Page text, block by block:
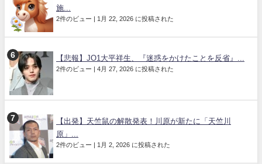
施...
2件のビュー | 1月 22, 2026 に投稿された
【悲報】JO1大平祥生、『迷惑をかけたことを反省』...
2件のビュー | 4月 27, 2026 に投稿された
【出発】天竺鼠の解散発表！川原が新たに「天竺川
原」...
2件のビュー | 1月 2, 2026 に投稿された